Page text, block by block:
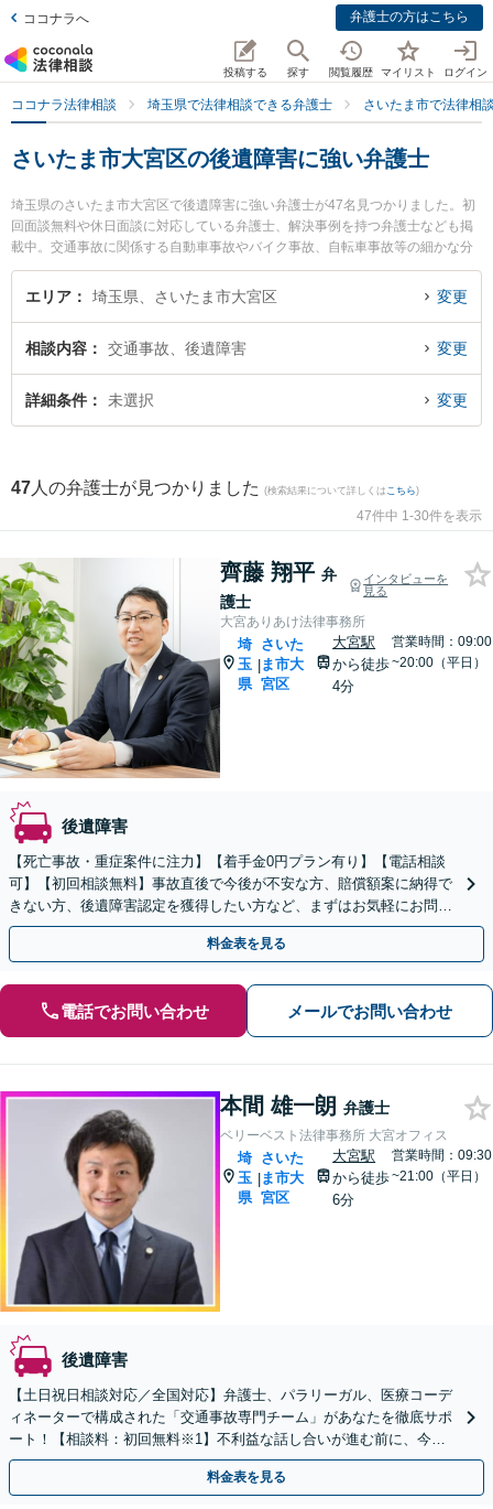
ココナラへ 弁護士の方はこちら
投稿する 探す 閲覧履歴 マイリスト ログイン
ココナラ法律相談 埼玉県で法律相談できる弁護士 さいたま市で法律相
さいたま市大宮区の後遺障害に強い弁護士
埼玉県のさいたま市大宮区で後遺障害に強い弁護士が47名見つかりました。初
回面談無料や休日面談に対応している弁護士、解決事例を持つ弁護士なども掲
載中。交通事故に関係する自動車事故やバイク事故、自転車事故等の細かな分
野での絞り込み検索もでき便利です。特に大宮ありあけ法律事務所の齊藤 翔平
弁護士やベリーベスト法律事務所 大宮オフィスの本間 雄一朗弁護士、弁護士法
害のトラブルを今すぐに弁護士に相談したい』『後遺障害のトラブル解決の実
績豊富な近くの弁護士を検索したい』『初回相談無料で後遺障害を法律相談で
きるさいたま市大宮区内の弁護士に相談予約したい』などでお困りの相談者さ
エリア 埼玉県、さいたま市大宮区 変更
相談内容 交通事故、後遺障害 変更
詳細条件 未選択 変更
47 人の弁護士が見つかりました (検索結果について詳しくは こちら)
47件中 1-30件を表示
齊藤 翔平 弁
護士
インタビューを
見る
大宮ありあけ法律事務所
埼
玉
県
|
さいた
ま市大
宮区
大宮駅
から徒歩
4分
営業時間：09:00
~20:00（平日）
後遺障害
【死亡事故・重症案件に注力】【着手金0円プラン有り】【電話相談
可】【初回相談無料】事故直後で今後が不安な方、賠償額案に納得で
きない方、後遺障害認定を獲得したい方など、まずはお気軽にお問い
合わせください。
料金表を見る
電話でお問い合わせ メールでお問い合わせ
本間 雄一朗 弁護士
ベリーベスト法律事務所 大宮オフィス
埼
玉
県
|
さいた
ま市大
宮区
大宮駅
から徒歩
6分
営業時間：09:30
~21:00（平日）
後遺障害
【土日祝日相談対応／全国対応】弁護士、パラリーガル、医療コーデ
ィネーターで構成された「交通事故専門チーム」があなたを徹底サポ
ート！【相談料：初回無料※1】不利益な話し合いが進む前に、今す
ぐ相談！
料金表を見る